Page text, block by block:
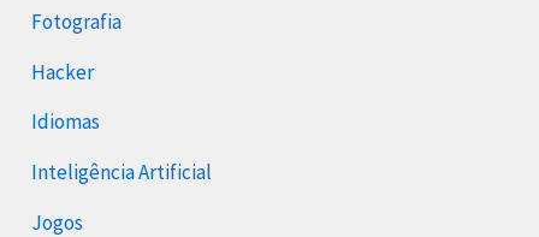
Fotografia
Hacker
Idiomas
Inteligência Artificial
Jogos